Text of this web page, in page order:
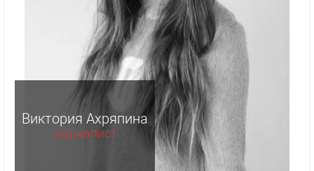
Виктория Ахряпина
журналист